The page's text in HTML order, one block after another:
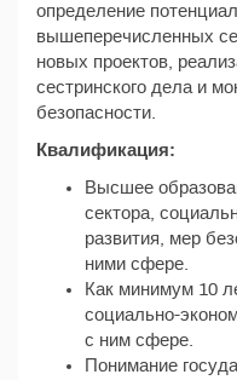
определение
вышеперечисленных
новых проектов,
сестринского дела и
безопасности.
Квалификация:
Высшее
сектора,
развития, мер
ними сфере.
Как минимум 10
социально-
с ним сфере.
Понимание